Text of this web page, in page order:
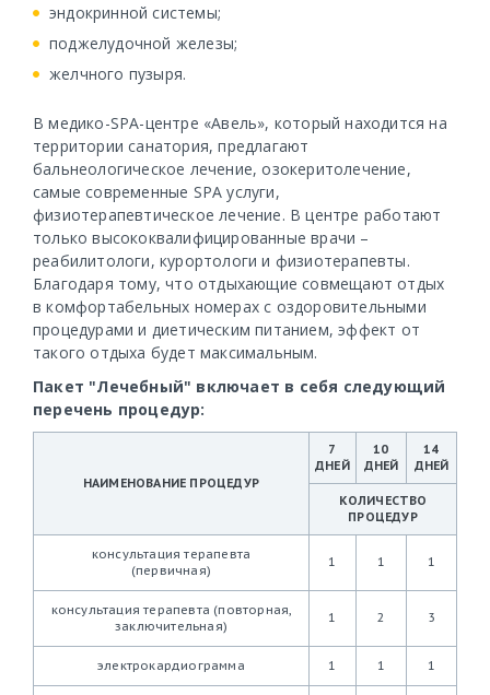
эндокринной системы;
поджелудочной железы;
желчного пузыря.
В медико-SPA-центре «Авель», который находится на
территории санатория, предлагают
бальнеологическое лечение, озокеритолечение,
самые современные SPA услуги,
физиотерапевтическое лечение. В центре работают
только высококвалифицированные врачи –
реабилитологи, курортологи и физиотерапевты.
Благодаря тому, что отдыхающие совмещают отдых
в комфортабельных номерах с оздоровительными
процедурами и диетическим питанием, эффект от
такого отдыха будет максимальным.
Пакет "Лечебный" включает в себя следующий
перечень процедур:
НАИМЕНОВАНИЕ ПРОЦЕДУР
7
ДНЕЙ
10
ДНЕЙ
14
ДНЕЙ
КОЛИЧЕСТВО
ПРОЦЕДУР
консультация терапевта
(первичная)
1 1 1
консультация терапевта (повторная,
заключительная)
1 2 3
электрокардиограмма 1 1 1